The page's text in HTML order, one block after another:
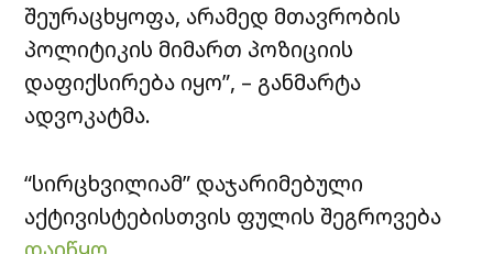
შეურაცხყოფა, არამედ მთავრობის
პოლიტიკის მიმართ პოზიციის
დაფიქსირება იყო”, – განმარტა
ადვოკატმა.
“სირცხვილიამ” დაჯარიმებული
აქტივისტებისთვის ფულის შეგროვება